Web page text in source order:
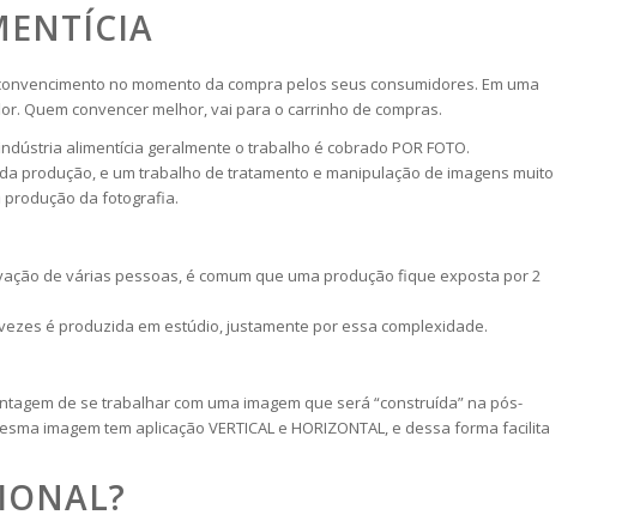
no momento da compra pelos seus consumidores. Em uma
Quem convencer melhor, vai para o carrinho de compras.
alimentícia geralmente o trabalho é cobrado POR FOTO.
produção, e um trabalho de tratamento e manipulação de imagens muito
produção da fotografia.
de várias pessoas, é comum que uma produção fique exposta por 2
é produzida em estúdio, justamente por essa complexidade.
de se trabalhar com uma imagem que será “construída” na pós-
imagem tem aplicação VERTICAL e HORIZONTAL, e dessa forma facilita